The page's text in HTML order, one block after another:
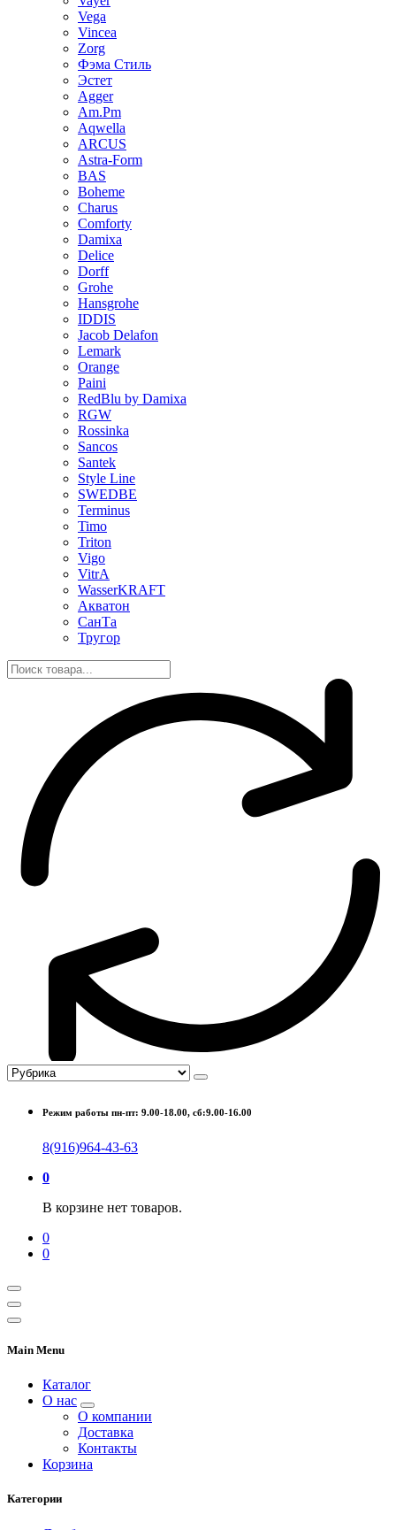
Vega
Vincea
Zorg
Фэма Стиль
Эстет
Agger
Am.Pm
Aqwella
ARCUS
Astra-Form
BAS
Boheme
Charus
Comforty
Damixa
Delice
Dorff
Grohe
Hansgrohe
IDDIS
Jacob Delafon
Lemark
Orange
Paini
RedBlu by Damixa
RGW
Rossinka
Sancos
Santek
Style Line
SWEDBE
Terminus
Timo
Triton
Vigo
VitrA
WasserKRAFT
Акватон
СанТа
Тругор
Режим работы пн-пт: 9.00-18.00, сб:9.00-16.00
8(916)964-43-63
0
В корзине нет товаров.
0
0
Main Menu
Каталог
О нас
О компании
Доставка
Контакты
Корзина
Категории